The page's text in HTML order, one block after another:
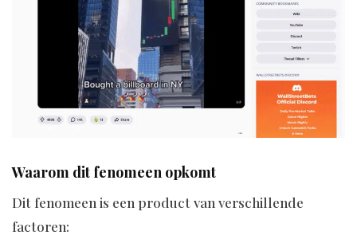
Waarom dit fenomeen opkomt
Dit fenomeen is een product van verschillende
factoren: